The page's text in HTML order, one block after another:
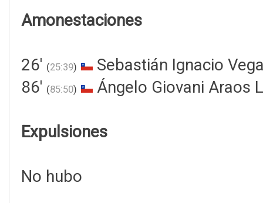
Amonestaciones
26' (25:39)
Sebastián Ignacio
86' (85:50) Ángelo Giovani Araos
Expulsiones
No hubo